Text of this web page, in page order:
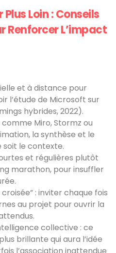
Plus Loin : Conseils
Renforcer L’impact
et à distance pour
l’étude de Microsoft sur
hybrides, 2022).
Miro, Stormz ou
la synthèse et le
soit le contexte.
et régulières plutôt
marathon, pour insuffler
: inviter chaque fois
au projet pour ouvrir la
collective : ce
brillante qui aura l’idée